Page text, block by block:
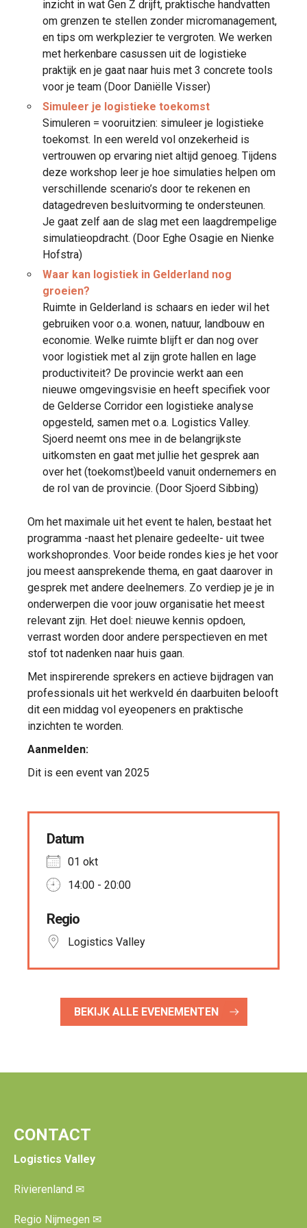
inzicht in wat Gen Z drijft, praktische handvatten
om grenzen te stellen zonder micromanagement,
en tips om werkplezier te vergroten. We werken
met herkenbare casussen uit de logistieke
praktijk en je gaat naar huis met 3 concrete tools
voor je team (Door Daniëlle Visser)
Simuleer je logistieke toekomst
Simuleren = vooruitzien: simuleer je logistieke
toekomst. In een wereld vol onzekerheid is
vertrouwen op ervaring niet altijd genoeg. Tijdens
deze workshop leer je hoe simulaties helpen om
verschillende scenario’s door te rekenen en
datagedreven besluitvorming te ondersteunen.
Je gaat zelf aan de slag met een laagdrempelige
simulatieopdracht. (Door Eghe Osagie en Nienke
Hofstra)
Waar kan logistiek in Gelderland nog
groeien?
Ruimte in Gelderland is schaars en ieder wil het
gebruiken voor o.a. wonen, natuur, landbouw en
economie. Welke ruimte blijft er dan nog over
voor logistiek met al zijn grote hallen en lage
productiviteit? De provincie werkt aan een
nieuwe omgevingsvisie en heeft specifiek voor
de Gelderse Corridor een logistieke analyse
opgesteld, samen met o.a. Logistics Valley.
Sjoerd neemt ons mee in de belangrijkste
uitkomsten en gaat met jullie het gesprek aan
over het (toekomst)beeld vanuit ondernemers en
de rol van de provincie. (Door Sjoerd Sibbing)
Om het maximale uit het event te halen, bestaat het
programma -naast het plenaire gedeelte- uit twee
workshoprondes. Voor beide rondes kies je het voor
jou meest aansprekende thema, en gaat daarover in
gesprek met andere deelnemers. Zo verdiep je je in
onderwerpen die voor jouw organisatie het meest
relevant zijn. Het doel: nieuwe kennis opdoen,
verrast worden door andere perspectieven en met
stof tot nadenken naar huis gaan.
Met inspirerende sprekers en actieve bijdragen van
professionals uit het werkveld én daarbuiten belooft
dit een middag vol eyeopeners en praktische
inzichten te worden.
Aanmelden:
Dit is een event van 2025
Datum
01 okt
14:00 - 20:00
Regio
Logistics Valley
BEKIJK ALLE EVENEMENTEN
CONTACT
Logistics Valley
Rivierenland ✉
Regio Nijmegen ✉